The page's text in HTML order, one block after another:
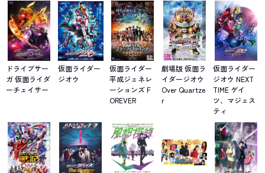
ドライブサー
ガ 仮面ライダ
ーチェイサー
仮面ライダー
ジオウ
仮面ライダー
平成ジェネレ
ーションズ F
OREVER
劇場版 仮面ラ
イダージオウ
Over Quartze
r
仮面ライダー
ジオウ NEXT
TIME ゲイ
ツ、マジェス
ティ